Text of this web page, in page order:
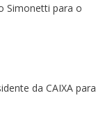
Simonetti para o
da CAIXA para